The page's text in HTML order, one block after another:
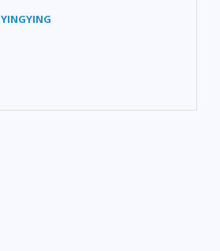
YINGYING